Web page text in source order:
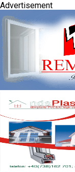
Advertisement